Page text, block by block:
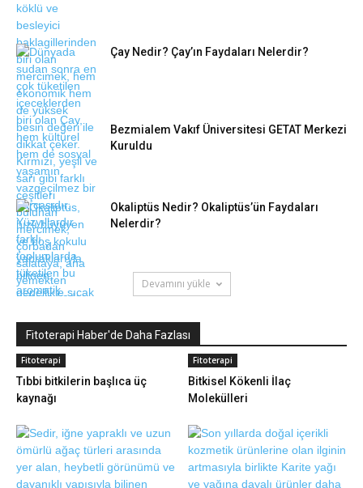
Çay Nedir? Çay’ın Faydaları Nelerdir?
Bezmialem Vakıf Üniversitesi GETAT Merkezi
Kuruldu
Okaliptüs Nedir? Okaliptüs’ün Faydaları
Nelerdir?
Devamını yükle
Fitoterapi Haber'de Daha Fazlası
Fitoterapi
Tıbbi bitkilerin başlıca üç
kaynağı
Fitoterapi
Bitkisel Kökenli İlaç
Molekülleri